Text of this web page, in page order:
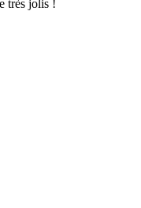
très jolis !